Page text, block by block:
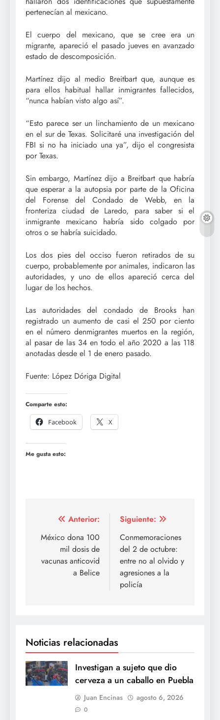
pertenecían al mexicano.
El cuerpo del mexicano, que se cree era un
migrante, apareció el pasado jueves en avanzado
estado de descomposición.
Martínez dijo al medio Breitbart que, aunque es
para ellos habitual hallar inmigrantes fallecidos,
“nunca habían visto algo así”.
“Esto parece ser un linchamiento de un mexicano
en el sur de Texas. Solicitaré una investigación del
FBI si no ha iniciado una ya”, dijo el congresista
por Texas.
Sin embargo, Martínez dijo a Breitbart que habría
que esperar a la autopsia por parte de la Oficina
del Forense del Condado de Webb, en la
fronteriza ciudad de Laredo, para saber si el
inmigrante mexicano habría sido colgado por
otros o se habría suicidado.
Los dos pies del occiso fueron retirados de su
cuerpo, probablemente por animales, indicaron las
autoridades, y uno de ellos apareció cerca del
lugar de los hechos.
Las autoridades del condado de Brooks han
registrado un aumento de casi el 250 por ciento
en el número denmigrantes muertos en la región,
al pasar de las 34 en todo el año 2020 a las 118
anotadas desde el 1 de enero pasado.
Fuente: López Dóriga Digital
Comparte esto:
Facebook
X
Me gusta esto:
Navegación
de
entradas
Anterior:
México dona 100
mil dosis de
vacunas anticovid
a Belice
Siguiente:
Conmemoraciones
del 2 de octubre:
entre no al olvido y
agresiones a la
policía
Noticias relacionadas
Investigan a sujeto que dio
cerveza a un caballo en Puebla
Juan Encinas agosto 6, 2026
0